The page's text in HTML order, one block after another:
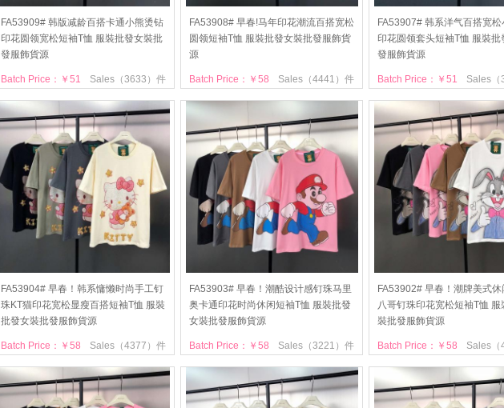
FA53909# 韩版减龄百搭卡通小熊烫钻
印花圆领宽松短袖T恤 服裝批發女裝批
發服飾貨源
Sales（3633）件
Batch Price：￥51
FA53908# 早春!马年印花潮流百搭宽松
圆领短袖T恤 服裝批發女裝批發服飾貨
源
Sales（4441）件
Batch Price：￥58
FA53907# 韩系洋气百搭宽
印花圆领套头短袖T恤 服裝批
發服飾貨源
Sales（
Batch Price：￥51
FA53904# 早春！韩系慵懒时尚手工钉
珠KT猫印花宽松显瘦百搭短袖T恤 服裝
批發女裝批發服飾貨源
Sales（4377）件
Batch Price：￥58
FA53903# 早春！潮酷设计感钉珠马里
奥卡通印花时尚休闲短袖T恤 服裝批發
女裝批發服飾貨源
Sales（3221）件
Batch Price：￥58
FA53902# 早春！潮牌美式
八哥钉珠印花宽松短袖T恤 服
裝批發服飾貨源
Sales（
Batch Price：￥58